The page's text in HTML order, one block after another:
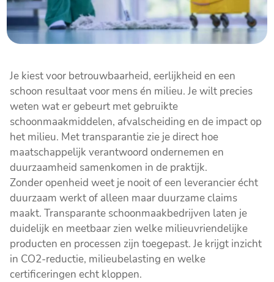
Je kiest voor betrouwbaarheid, eerlijkheid en een
schoon resultaat voor mens én milieu. Je wilt precies
weten wat er gebeurt met gebruikte
schoonmaakmiddelen, afvalscheiding en de impact op
het milieu. Met transparantie zie je direct hoe
maatschappelijk verantwoord ondernemen en
duurzaamheid samenkomen in de praktijk.
Zonder openheid weet je nooit of een leverancier écht
duurzaam werkt of alleen maar duurzame claims
maakt. Transparante schoonmaakbedrijven laten je
duidelijk en meetbaar zien welke milieuvriendelijke
producten en processen zijn toegepast. Je krijgt inzicht
in CO2-reductie, milieubelasting en welke
certificeringen echt kloppen.